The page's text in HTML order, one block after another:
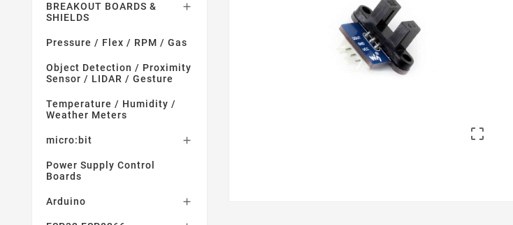
BREAKOUT BOARDS &
SHIELDS

Pressure / Flex / RPM / Gas
Object Detection / Proximity
Sensor / LIDAR / Gesture
Temperature / Humidity /
Weather Meters
micro:bit 
Power Supply Control
Boards
Arduino 
